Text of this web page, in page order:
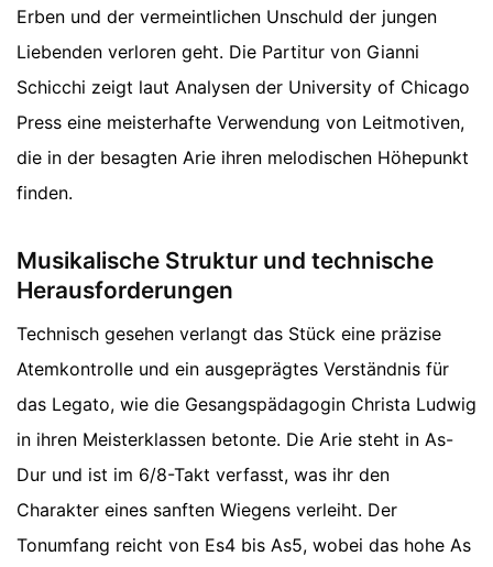
Erben und der vermeintlichen Unschuld der jungen
Liebenden verloren geht. Die Partitur von Gianni
Schicchi zeigt laut Analysen der University of Chicago
Press eine meisterhafte Verwendung von Leitmotiven,
die in der besagten Arie ihren melodischen Höhepunkt
finden.
Musikalische Struktur und technische
Herausforderungen
Technisch gesehen verlangt das Stück eine präzise
Atemkontrolle und ein ausgeprägtes Verständnis für
das Legato, wie die Gesangspädagogin Christa Ludwig
in ihren Meisterklassen betonte. Die Arie steht in As-
Dur und ist im 6/8-Takt verfasst, was ihr den
Charakter eines sanften Wiegens verleiht. Der
Tonumfang reicht von Es4 bis As5, wobei das hohe As